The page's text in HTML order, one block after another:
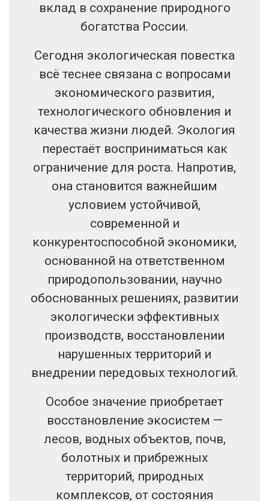
вклад в сохранение природного
богатства России.
Сегодня экологическая повестка
всё теснее связана с вопросами
экономического развития,
технологического обновления и
качества жизни людей. Экология
перестаёт восприниматься как
ограничение для роста. Напротив,
она становится важнейшим
условием устойчивой,
современной и
конкурентоспособной экономики,
основанной на ответственном
природопользовании, научно
обоснованных решениях, развитии
экологически эффективных
производств, восстановлении
нарушенных территорий и
внедрении передовых технологий.
Особое значение приобретает
восстановление экосистем —
лесов, водных объектов, почв,
болотных и прибрежных
территорий, природных
комплексов, от состояния